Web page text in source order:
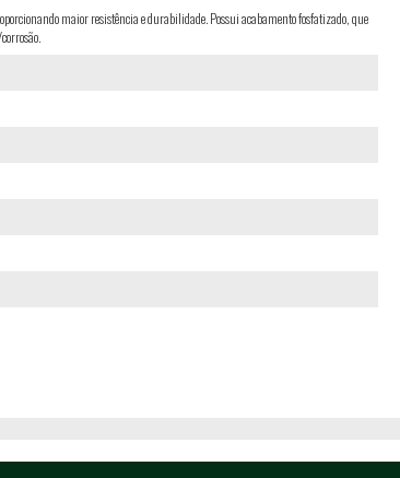
maior resistência e durabilidade. Possui acabamento fosfatizado, que